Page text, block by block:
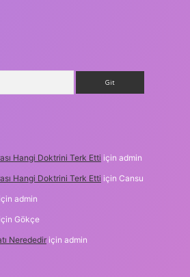
Hangi Doktrini Terk Etti için admin
Hangi Doktrini Terk Etti için Cansu
için admin
için Gökçe
Nerededir için admin